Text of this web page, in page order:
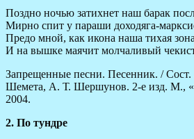
Поздно ночью затихнет наш барак
Мирно спит у параши доходяга-
Предо мной, как икона наша тихая
И на вышке маячит молчаливый
Запрещенные песни. Песенник. /
Шемета, А. Т. Шершунов. 2-е изд. М.,
2004.
2. По тундре